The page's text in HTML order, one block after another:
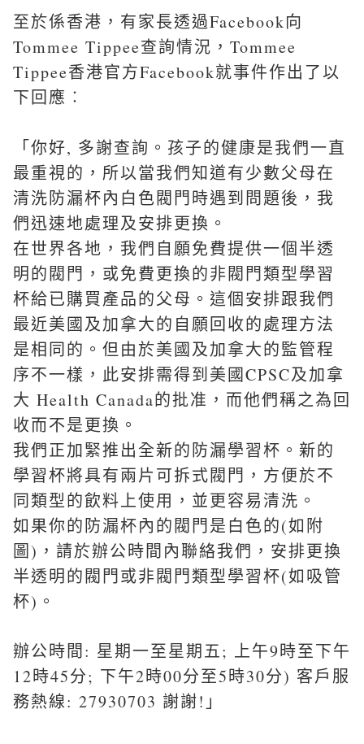
至於係香港，有家長透過Facebook向
Tommee Tippee查詢情況，Tommee
Tippee香港官方Facebook就事件作出了以
下回應︰
「你好, 多謝查詢。孩子的健康是我們一直
最重視的，所以當我們知道有少數父母在
清洗防漏杯內白色閥門時遇到問題後，我
們迅速地處理及安排更換。
在世界各地，我們自願免費提供一個半透
明的閥門，或免費更換的非閥門類型學習
杯給已購買產品的父母。這個安排跟我們
最近美國及加拿大的自願回收的處理方法
是相同的。但由於美國及加拿大的監管程
序不一樣，此安排需得到美國CPSC及加拿
大 Health Canada的批准，而他們稱之為回
收而不是更換。
我們正加緊推出全新的防漏學習杯。新的
學習杯將具有兩片可拆式閥門，方便於不
同類型的飲料上使用，並更容易清洗。
如果你的防漏杯內的閥門是白色的(如附
圖)，請於辦公時間內聯絡我們，安排更換
半透明的閥門或非閥門類型學習杯(如吸管
杯)。
辦公時間: 星期一至星期五; 上午9時至下午
12時45分; 下午2時00分至5時30分) 客戶服
務熱線: 27930703 謝謝!」